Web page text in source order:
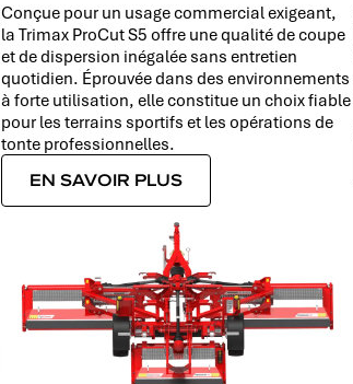
Conçue pour un usage commercial exigeant,
la Trimax ProCut S5 offre une qualité de coupe
et de dispersion inégalée sans entretien
quotidien. Éprouvée dans des environnements
à forte utilisation, elle constitue un choix fiable
pour les terrains sportifs et les opérations de
tonte professionnelles.
EN SAVOIR PLUS